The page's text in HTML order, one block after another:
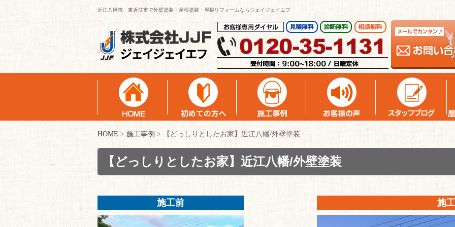
近江八幡市、東近江市で外壁塗装・屋根塗装・屋根リフォームならジェイジェイエフ
HOME > 施工事例 > 【どっしりとしたお家】近江八幡/外壁塗装
【どっしりとしたお家】近江八幡/外壁塗装
施
施工前